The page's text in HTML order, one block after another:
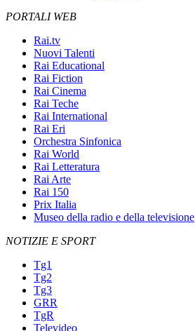
PORTALI WEB
Rai.tv
Nuovi Talenti
Rai Educational
Rai Fiction
Rai Cinema
Rai Teche
Rai International
Rai Eri
Orchestra Sinfonica
Rai World
Rai Letteratura
Rai Arte
Rai 150
Prix Italia
Museo della radio e della televisione
NOTIZIE E SPORT
Tg1
Tg2
Tg3
GRR
TgR
Televideo